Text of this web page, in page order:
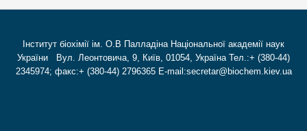
Інститут біохімії ім. О.В Палладіна Національної академії наук
України Вул. Леонтовича, 9, Київ, 01054, Україна Тел.:+ (380-44)
2345974; факс:+ (380-44) 2796365 E-mail:secretar@biochem.kiev.ua